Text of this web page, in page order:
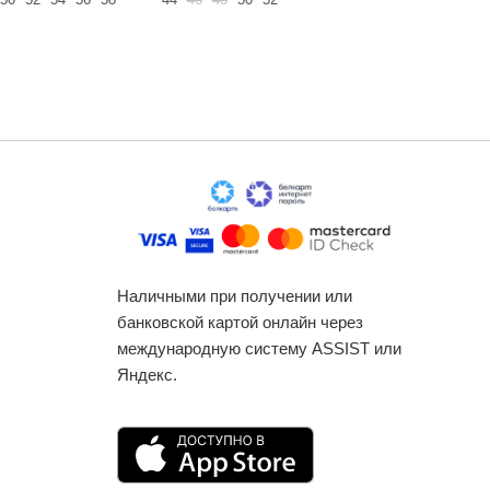
Наличными при получении или
банковской картой онлайн через
международную систему ASSIST или
Яндекс.